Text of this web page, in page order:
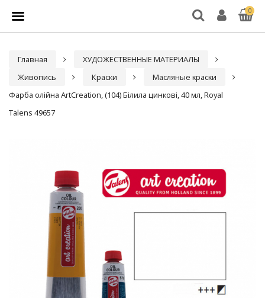
0
Главная
ХУДОЖЕСТВЕННЫЕ МАТЕРИАЛЫ
Живопись
Краски
Масляные краски
Фарба олійна ArtCreation, (104) Білила цинкові, 40 мл, Royal
Talens 49657